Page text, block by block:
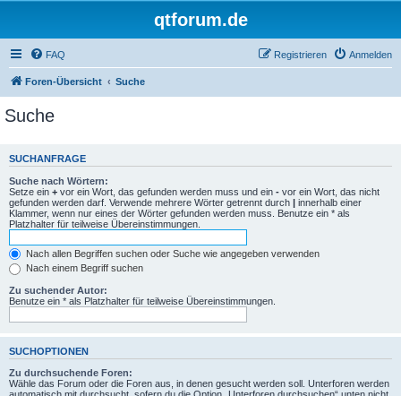
qtforum.de
FAQ Anmelden
Registrieren
Foren-Übersicht Suche
Suche
SUCHANFRAGE
Suche nach Wörtern:
Setze ein + vor ein Wort, das gefunden werden muss und ein - vor ein Wort, das nicht
gefunden werden darf. Verwende mehrere Wörter getrennt durch | innerhalb einer
Klammer, wenn nur eines der Wörter gefunden werden muss. Benutze ein * als
Platzhalter für teilweise Übereinstimmungen.
Nach allen Begriffen suchen oder Suche wie angegeben verwenden
Nach einem Begriff suchen
Zu suchender Autor:
Benutze ein * als Platzhalter für teilweise Übereinstimmungen.
SUCHOPTIONEN
Zu durchsuchende Foren:
Wähle das Forum oder die Foren aus, in denen gesucht werden soll. Unterforen werden